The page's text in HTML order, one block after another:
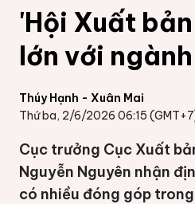
'Hội Xuất
lớn với
Thúy Hạnh - Xuân Mai
Thứ ba, 2/6/2026 06:15
Cục trưởng Cục Xuất
Nguyễn Nguyên nhận
có nhiều đóng góp